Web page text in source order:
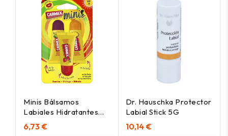
Minis Bálsamos
Labiales Hidratantes
Spf15 Triplo 3 U
6,73 €
Dr. Hauschka Protector
Labial Stick 5G
10,14 €